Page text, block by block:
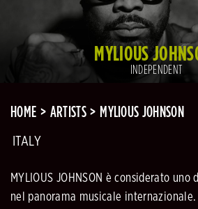
MYLIOUS
INDEPENDENT
HOME ARTISTS MYLIOUS JOHNSON
ITALY
MYLIOUS JOHNSON è considerato
nel panorama musicale